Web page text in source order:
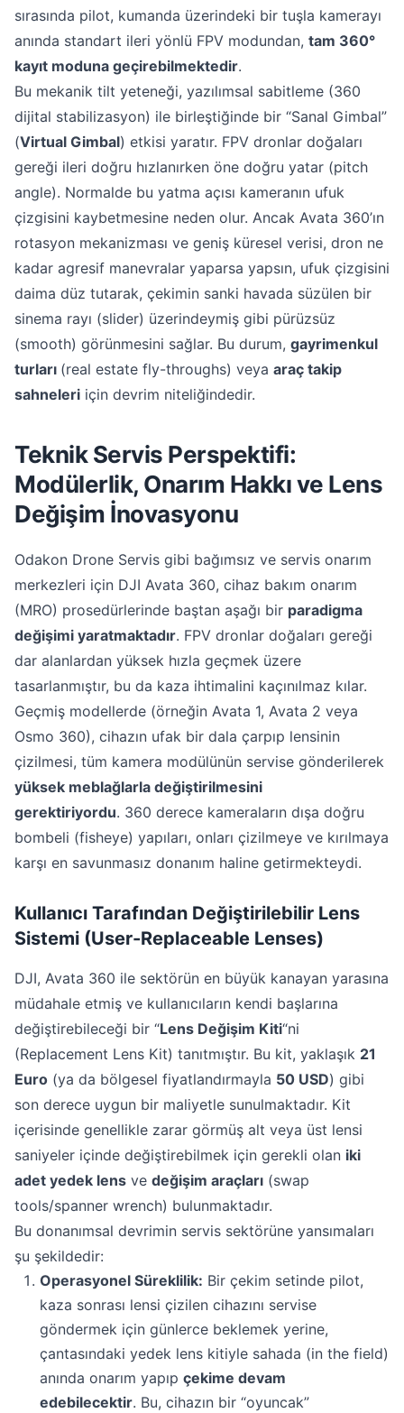
sırasında pilot, kumanda üzerindeki bir tuşla kamerayı
anında standart ileri yönlü FPV modundan, tam 360°
kayıt moduna geçirebilmektedir.
Bu mekanik tilt yeteneği, yazılımsal sabitleme (360
dijital stabilizasyon) ile birleştiğinde bir “Sanal Gimbal”
(Virtual Gimbal) etkisi yaratır. FPV dronlar doğaları
gereği ileri doğru hızlanırken öne doğru yatar (pitch
angle). Normalde bu yatma açısı kameranın ufuk
çizgisini kaybetmesine neden olur. Ancak Avata 360’ın
rotasyon mekanizması ve geniş küresel verisi, dron ne
kadar agresif manevralar yaparsa yapsın, ufuk çizgisini
daima düz tutarak, çekimin sanki havada süzülen bir
sinema rayı (slider) üzerindeymiş gibi pürüzsüz
(smooth) görünmesini sağlar. Bu durum, gayrimenkul
turları (real estate fly-throughs) veya araç takip
sahneleri için devrim niteliğindedir.
Teknik Servis Perspektifi:
Modülerlik, Onarım Hakkı ve Lens
Değişim İnovasyonu
Odakon Drone Servis gibi bağımsız ve servis onarım
merkezleri için DJI Avata 360, cihaz bakım onarım
(MRO) prosedürlerinde baştan aşağı bir paradigma
değişimi yaratmaktadır. FPV dronlar doğaları gereği
dar alanlardan yüksek hızla geçmek üzere
tasarlanmıştır, bu da kaza ihtimalini kaçınılmaz kılar.
Geçmiş modellerde (örneğin Avata 1, Avata 2 veya
Osmo 360), cihazın ufak bir dala çarpıp lensinin
çizilmesi, tüm kamera modülünün servise gönderilerek
yüksek meblağlarla değiştirilmesini
gerektiriyordu. 360 derece kameraların dışa doğru
bombeli (fisheye) yapıları, onları çizilmeye ve kırılmaya
karşı en savunmasız donanım haline getirmekteydi.
Kullanıcı Tarafından Değiştirilebilir Lens
Sistemi (User-Replaceable Lenses)
DJI, Avata 360 ile sektörün en büyük kanayan yarasına
müdahale etmiş ve kullanıcıların kendi başlarına
değiştirebileceği bir “Lens Değişim Kiti“ni
(Replacement Lens Kit) tanıtmıştır. Bu kit, yaklaşık 21
Euro (ya da bölgesel fiyatlandırmayla 50 USD) gibi
son derece uygun bir maliyetle sunulmaktadır. Kit
içerisinde genellikle zarar görmüş alt veya üst lensi
saniyeler içinde değiştirebilmek için gerekli olan iki
adet yedek lens ve değişim araçları (swap
tools/spanner wrench) bulunmaktadır.
Bu donanımsal devrimin servis sektörüne yansımaları
şu şekildedir:
Operasyonel Süreklilik: Bir çekim setinde pilot,
kaza sonrası lensi çizilen cihazını servise
göndermek için günlerce beklemek yerine,
çantasındaki yedek lens kitiyle sahada (in the field)
anında onarım yapıp çekime devam
edebilecektir. Bu, cihazın bir “oyuncak”